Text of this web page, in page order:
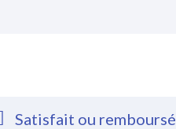
Satisfait ou remboursé